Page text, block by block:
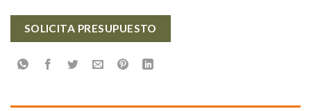
SOLICITA PRESUPUESTO